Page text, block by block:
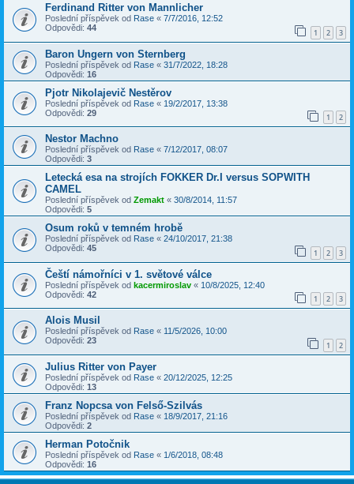
Ferdinand Ritter von Mannlicher
Poslední příspěvek od Rase « 7/7/2016, 12:52
Odpovědi: 44 1 2 3
Baron Ungern von Sternberg
Poslední příspěvek od Rase « 31/7/2022, 18:28
Odpovědi: 16
Pjotr Nikolajevič Nestěrov
Poslední příspěvek od Rase « 19/2/2017, 13:38
Odpovědi: 29 1 2
Nestor Machno
Poslední příspěvek od Rase « 7/12/2017, 08:07
Odpovědi: 3
Letecká esa na strojích FOKKER Dr.I versus SOPWITH
CAMEL
Poslední příspěvek od Zemakt « 30/8/2014, 11:57
Odpovědi: 5
Osum roků v temném hrobě
Poslední příspěvek od Rase « 24/10/2017, 21:38
Odpovědi: 45 1 2 3
Čeští námořníci v 1. světové válce
Poslední příspěvek od kacermiroslav « 10/8/2025, 12:40
Odpovědi: 42 1 2 3
Alois Musil
Poslední příspěvek od Rase « 11/5/2026, 10:00
Odpovědi: 23 1 2
Julius Ritter von Payer
Poslední příspěvek od Rase « 20/12/2025, 12:25
Odpovědi: 13
Franz Nopcsa von Felső-Szilvás
Poslední příspěvek od Rase « 18/9/2017, 21:16
Odpovědi: 2
Herman Potočnik
Poslední příspěvek od Rase « 1/6/2018, 08:48
Odpovědi: 16